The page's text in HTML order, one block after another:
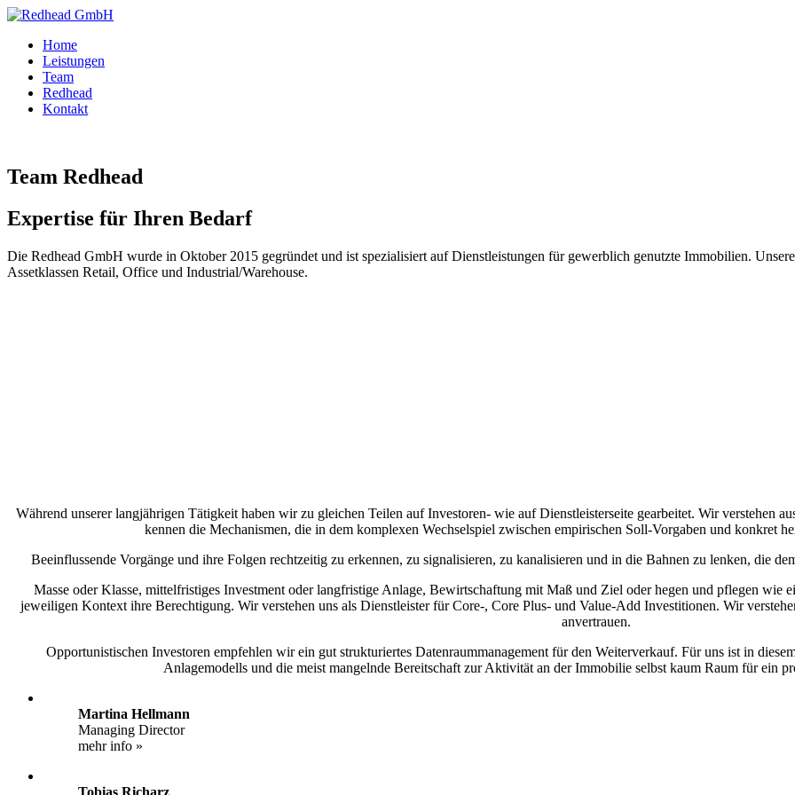
Home
Leistungen
Team
Redhead
Kontakt
Team Redhead
Expertise für Ihren Bedarf
Die Redhead GmbH wurde in Oktober 2015 gegründet und ist spezialisiert auf Dienstleistungen für gewerblich genutzte Immobilien.
Assetklassen Retail, Office und Industrial/Warehouse.
Während unserer langjährigen Tätigkeit haben wir zu gleichen Teilen auf Investoren- wie auf Dienstleisterseite gearbeitet. Wir verstehen
kennen die Mechanismen, die in dem komplexen Wechselspiel zwischen empirischen Soll-Vorgaben und konkret
Beeinflussende Vorgänge und ihre Folgen rechtzeitig zu erkennen, zu signalisieren, zu kanalisieren und in die Bahnen zu lenken, die
Masse oder Klasse, mittelfristiges Investment oder langfristige Anlage, Bewirtschaftung mit Maß und Ziel oder hegen und pflegen wie
jeweiligen Kontext ihre Berechtigung. Wir verstehen uns als Dienstleister für Core-, Core Plus- und Value-Add Investitionen. Wir
anvertrauen.
Opportunistischen Investoren empfehlen wir ein gut strukturiertes Datenraummanagement für den Weiterverkauf. Für uns ist in
Anlagemodells und die meist mangelnde Bereitschaft zur Aktivität an der Immobilie selbst kaum Raum für ein
Martina Hellmann
Managing Director
mehr info »
Tobias Richarz